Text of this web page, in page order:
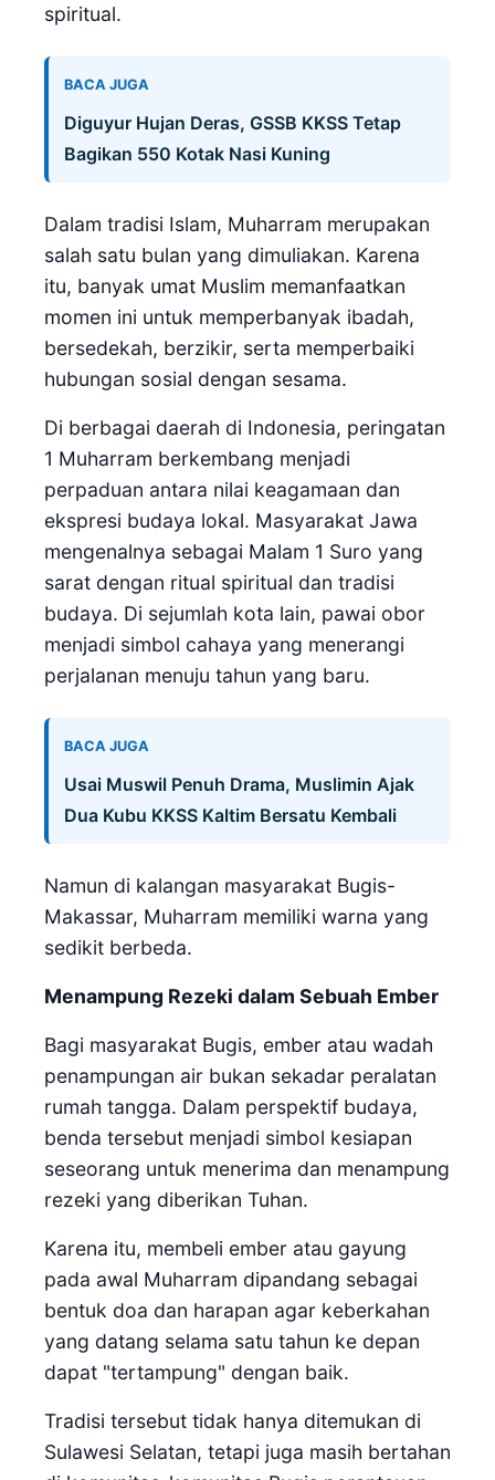
spiritual.
BACA JUGA
Diguyur Hujan Deras, GSSB KKSS Tetap
Bagikan 550 Kotak Nasi Kuning
Dalam tradisi Islam, Muharram merupakan
salah satu bulan yang dimuliakan. Karena
itu, banyak umat Muslim memanfaatkan
momen ini untuk memperbanyak ibadah,
bersedekah, berzikir, serta memperbaiki
hubungan sosial dengan sesama.
Di berbagai daerah di Indonesia, peringatan
1 Muharram berkembang menjadi
perpaduan antara nilai keagamaan dan
ekspresi budaya lokal. Masyarakat Jawa
mengenalnya sebagai Malam 1 Suro yang
sarat dengan ritual spiritual dan tradisi
budaya. Di sejumlah kota lain, pawai obor
menjadi simbol cahaya yang menerangi
perjalanan menuju tahun yang baru.
BACA JUGA
Usai Muswil Penuh Drama, Muslimin Ajak
Dua Kubu KKSS Kaltim Bersatu Kembali
Namun di kalangan masyarakat Bugis-
Makassar, Muharram memiliki warna yang
sedikit berbeda.
Menampung Rezeki dalam Sebuah Ember
Bagi masyarakat Bugis, ember atau wadah
penampungan air bukan sekadar peralatan
rumah tangga. Dalam perspektif budaya,
benda tersebut menjadi simbol kesiapan
seseorang untuk menerima dan menampung
rezeki yang diberikan Tuhan.
Karena itu, membeli ember atau gayung
pada awal Muharram dipandang sebagai
bentuk doa dan harapan agar keberkahan
yang datang selama satu tahun ke depan
dapat "tertampung" dengan baik.
Tradisi tersebut tidak hanya ditemukan di
Sulawesi Selatan, tetapi juga masih bertahan